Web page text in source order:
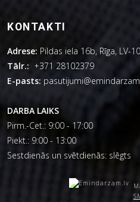
KONTAKTI
Adrese: Pildas iela 16b, Rīga, LV-
Tālr.: +371 28102379
E-pasts:
DARBA LAIKS
Pirm.-Cet.: 9:00 - 17:00
Piekt.: 9:00 - 13:00
Sestdienās un svētdienās: slēgts